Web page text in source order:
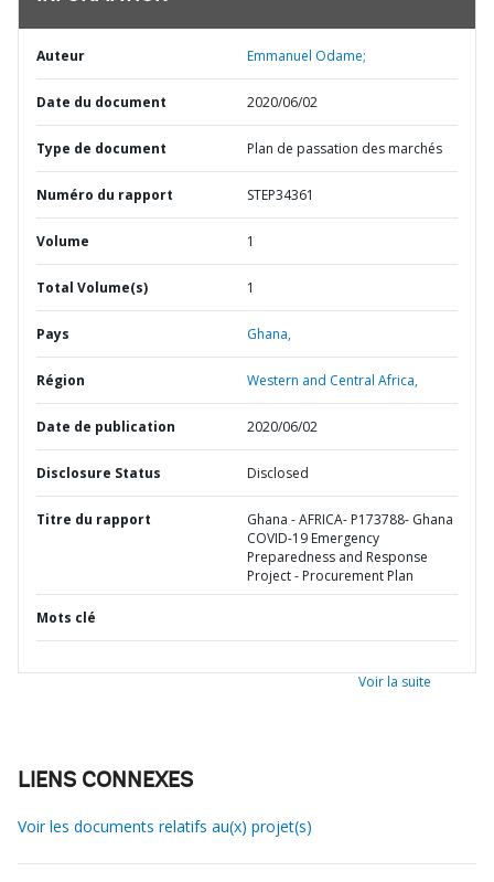
Auteur Emmanuel Odame;
Date du document 2020/06/02
Type de document Plan de passation des marchés
Numéro du rapport STEP34361
Volume 1
Total Volume(s) 1
Pays Ghana,
Région Western and Central Africa,
Date de publication 2020/06/02
Disclosure Status Disclosed
Titre du rapport
Ghana - AFRICA- P173788- Ghana
COVID-19 Emergency
Preparedness and Response
Project - Procurement Plan
Mots clé
Voir la suite
LIENS CONNEXES
Voir les documents relatifs au(x) projet(s)